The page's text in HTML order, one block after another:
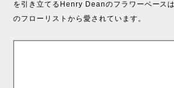
を引き立てるHenry Deanのフラワーベース
のフローリストから愛されています。